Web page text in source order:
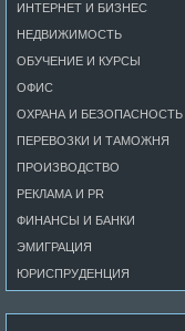
ИНТЕРНЕТ И БИЗНЕС
НЕДВИЖИМОСТЬ
ОБУЧЕНИЕ И КУРСЫ
ОФИС
ОХРАНА И БЕЗОПАСНОСТЬ
ПЕРЕВОЗКИ И ТАМОЖНЯ
ПРОИЗВОДСТВО
РЕКЛАМА И PR
ФИНАНСЫ И БАНКИ
ЭМИГРАЦИЯ
ЮРИСПРУДЕНЦИЯ